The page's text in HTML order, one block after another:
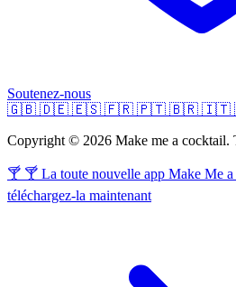
Soutenez-nous
🇬🇧 🇩🇪 🇪🇸 🇫🇷 🇵🇹 🇧🇷 🇮🇹
Copyright © 2026 Make me a cocktail.
🍸 🍸 La toute nouvelle app Make Me
téléchargez-la maintenant